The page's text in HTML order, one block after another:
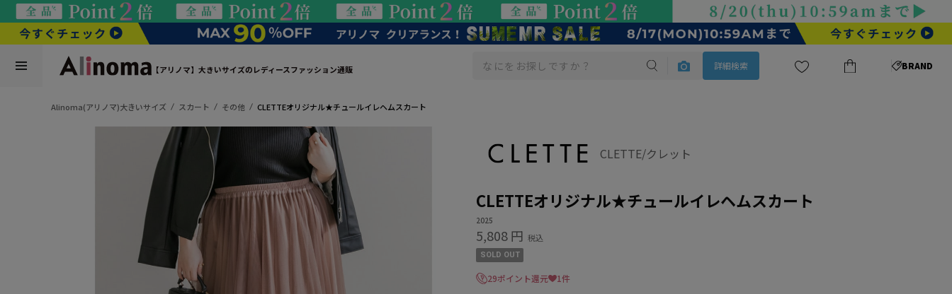
【アリノマ】大きいサイズのレディースファッション通販 詳細検索 BRAND
Alinoma(アリノマ)大きいサイズ スカート その他 CLETTEオリジナル★チュールイレヘムスカート
CLETTE/クレット
CLETTEオリジナル★チュールイレヘムスカート
2025
5,808 円 税込
SOLD OUT
29ポイント還元 1件